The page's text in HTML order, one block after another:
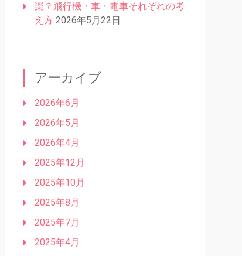
楽？飛行機・車・電車それぞれの考
え方 2026年5月22日
アーカイブ
2026年6月
2026年5月
2026年4月
2025年12月
2025年10月
2025年8月
2025年7月
2025年4月